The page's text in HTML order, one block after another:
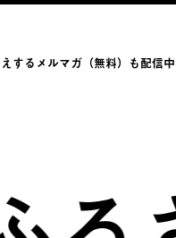
するメルマガ（無料）も配信中